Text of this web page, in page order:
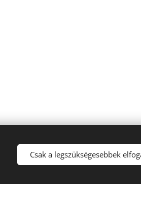
CS1-2016-0004 számú projekt keretében.
Csak a legszükségesebbek